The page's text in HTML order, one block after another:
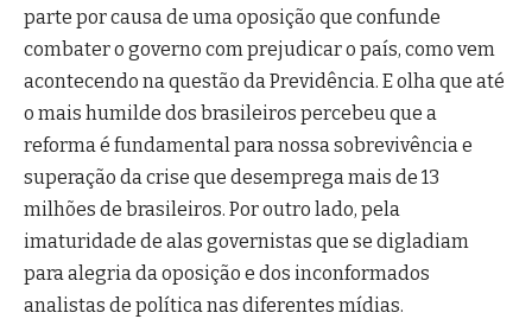
parte por causa de uma oposição que confunde
combater o governo com prejudicar o país, como vem
acontecendo na questão da Previdência. E olha que até
o mais humilde dos brasileiros percebeu que a
reforma é fundamental para nossa sobrevivência e
superação da crise que desemprega mais de 13
milhões de brasileiros. Por outro lado, pela
imaturidade de alas governistas que se digladiam
para alegria da oposição e dos inconformados
analistas de política nas diferentes mídias.